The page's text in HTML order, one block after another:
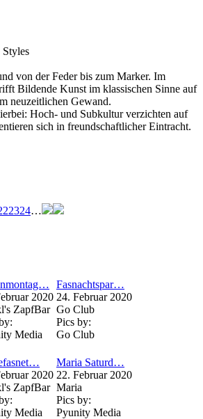
von der Feder bis zum Marker. Im
Bildende Kunst im klassischen Sinne auf
neuzeitlichen Gewand.
Hoch- und Subkultur verzichten auf
sich in freundschaftlicher Eintracht.
2324…
2020
ZapfBar
Media
Fasnachtspar…
24. Februar 2020
Go Club
Pics by:
Go Club
2020
ZapfBar
Media
Maria Saturd…
22. Februar 2020
Maria
Pics by:
Pyunity Media